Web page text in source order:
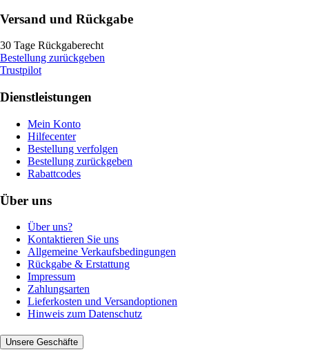
Versand und Rückgabe
30 Tage Rückgaberecht
Bestellung zurückgeben
Trustpilot
Dienstleistungen
Mein Konto
Hilfecenter
Bestellung verfolgen
Bestellung zurückgeben
Rabattcodes
Über uns
Über uns?
Kontaktieren Sie uns
Allgemeine Verkaufsbedingungen
Rückgabe & Erstattung
Impressum
Zahlungsarten
Lieferkosten und Versandoptionen
Hinweis zum Datenschutz
Unsere Geschäfte